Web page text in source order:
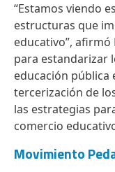
“Estamos viendo
estructuras que
educativo”,
para estandarizar
educación pública
tercerización de
las estrategias
comercio
Movimiento